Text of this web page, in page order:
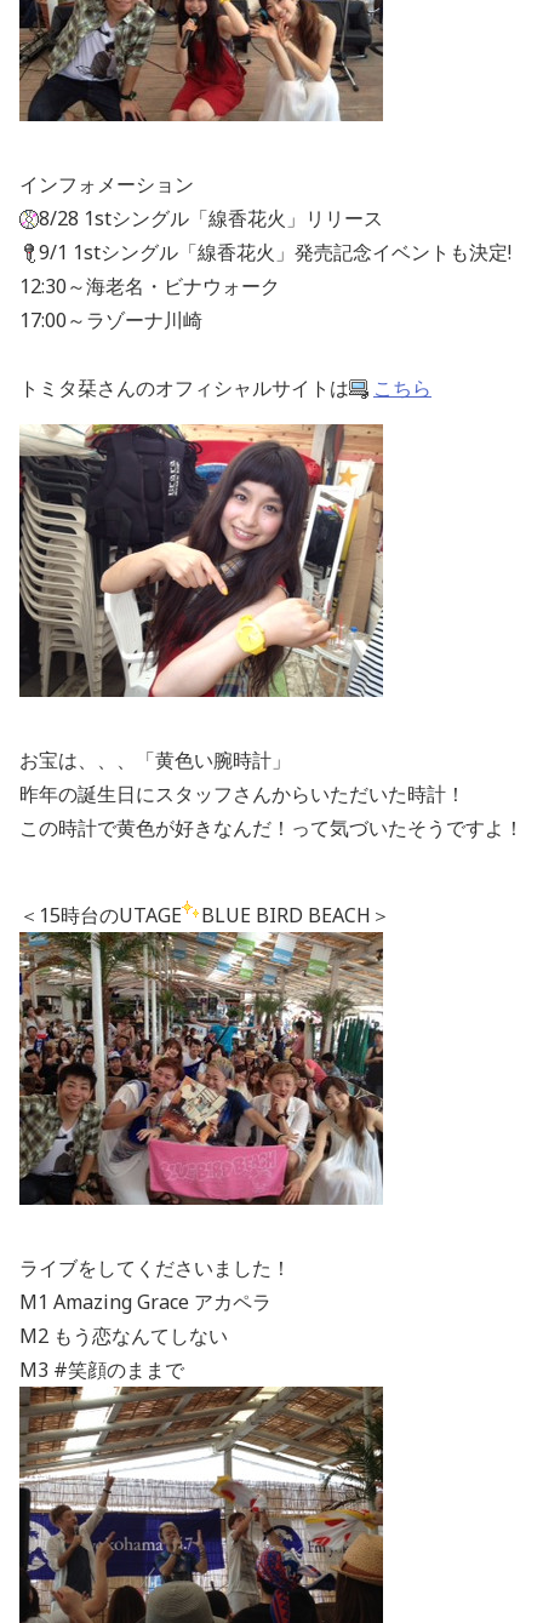
インフォメーション
8/28 1stシングル「線香花火」リリース
9/1 1stシングル「線香花火」発売記念イベントも決定!
12:30～海老名・ビナウォーク
17:00～ラゾーナ川崎
トミタ栞さんのオフィシャルサイトは こちら
お宝は、、、「黄色い腕時計」
昨年の誕生日にスタッフさんからいただいた時計！
この時計で黄色が好きなんだ！って気づいたそうですよ！
＜15時台のUTAGE BLUE BIRD BEACH＞
ライブをしてくださいました！
M1 Amazing Grace アカペラ
M2 もう恋なんてしない
M3 ‪#‎笑顔のままで